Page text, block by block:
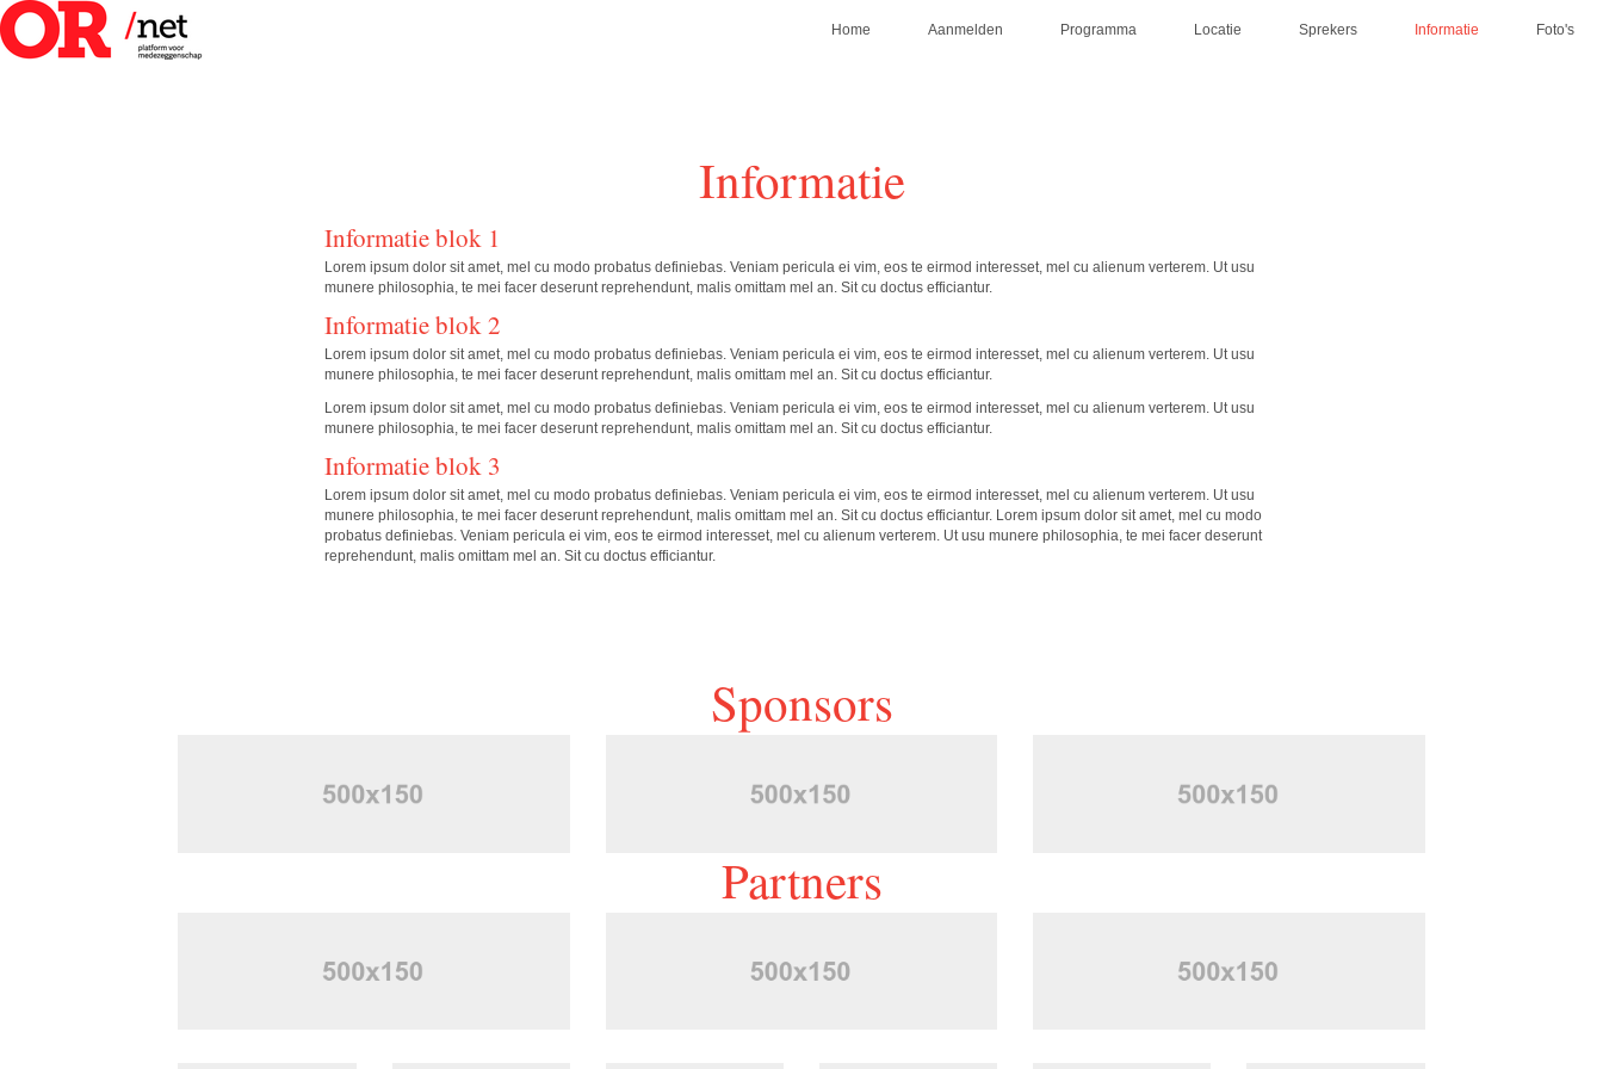
Home Aanmelden Programma Locatie Sprekers Informatie Foto's
Informatie
Informatie blok 1
Lorem ipsum dolor sit amet, mel cu modo probatus definiebas. Veniam pericula ei vim, eos te eirmod interesset, mel cu alienum verterem. Ut usu
munere philosophia, te mei facer deserunt reprehendunt, malis omittam mel an. Sit cu doctus efficiantur.
Informatie blok 2
Lorem ipsum dolor sit amet, mel cu modo probatus definiebas. Veniam pericula ei vim, eos te eirmod interesset, mel cu alienum verterem. Ut usu
munere philosophia, te mei facer deserunt reprehendunt, malis omittam mel an. Sit cu doctus efficiantur.
Lorem ipsum dolor sit amet, mel cu modo probatus definiebas. Veniam pericula ei vim, eos te eirmod interesset, mel cu alienum verterem. Ut usu
munere philosophia, te mei facer deserunt reprehendunt, malis omittam mel an. Sit cu doctus efficiantur.
Informatie blok 3
Lorem ipsum dolor sit amet, mel cu modo probatus definiebas. Veniam pericula ei vim, eos te eirmod interesset, mel cu alienum verterem. Ut usu
munere philosophia, te mei facer deserunt reprehendunt, malis omittam mel an. Sit cu doctus efficiantur. Lorem ipsum dolor sit amet, mel cu modo
probatus definiebas. Veniam pericula ei vim, eos te eirmod interesset, mel cu alienum verterem. Ut usu munere philosophia, te mei facer deserunt
reprehendunt, malis omittam mel an. Sit cu doctus efficiantur.
Sponsors
Partners